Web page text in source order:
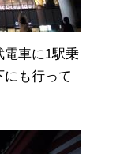
電車に1駅乗
にも行って